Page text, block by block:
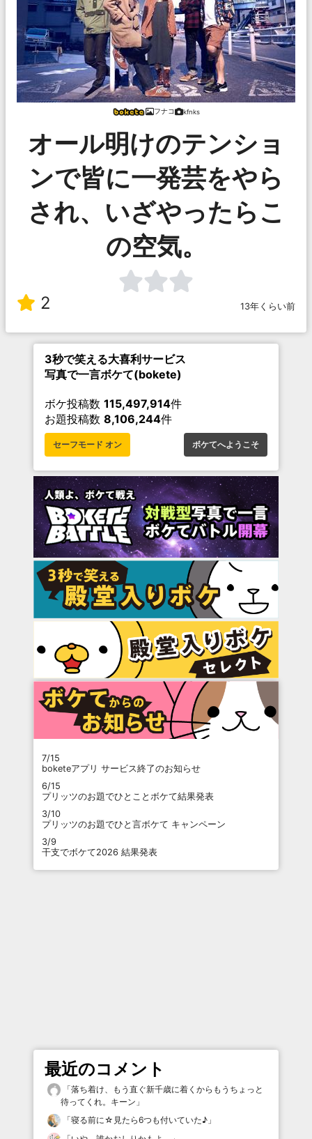
フナコ kfnks
オール明けのテンショ
ンで皆に一発芸をやら
され、いざやったらこ
の空気。
2 13年くらい前
3秒で笑える大喜利サービス
写真で一言ボケて(bokete)
ボケ投稿数 115,497,914件
お題投稿数 8,106,244件
セーフモード オン ボケてへようこそ
7/15
boketeアプリ サービス終了のお知らせ
6/15
プリッツのお題でひとことボケて結果発表
3/10
プリッツのお題でひと言ボケて キャンペーン
3/9
干支でボケて2026 結果発表
最近のコメント
「落ち着け、もう直ぐ新千歳に着くからもうちょっと
待ってくれ。キーン 」
「寝る前に☆見たら6つも付いていた♪ 」